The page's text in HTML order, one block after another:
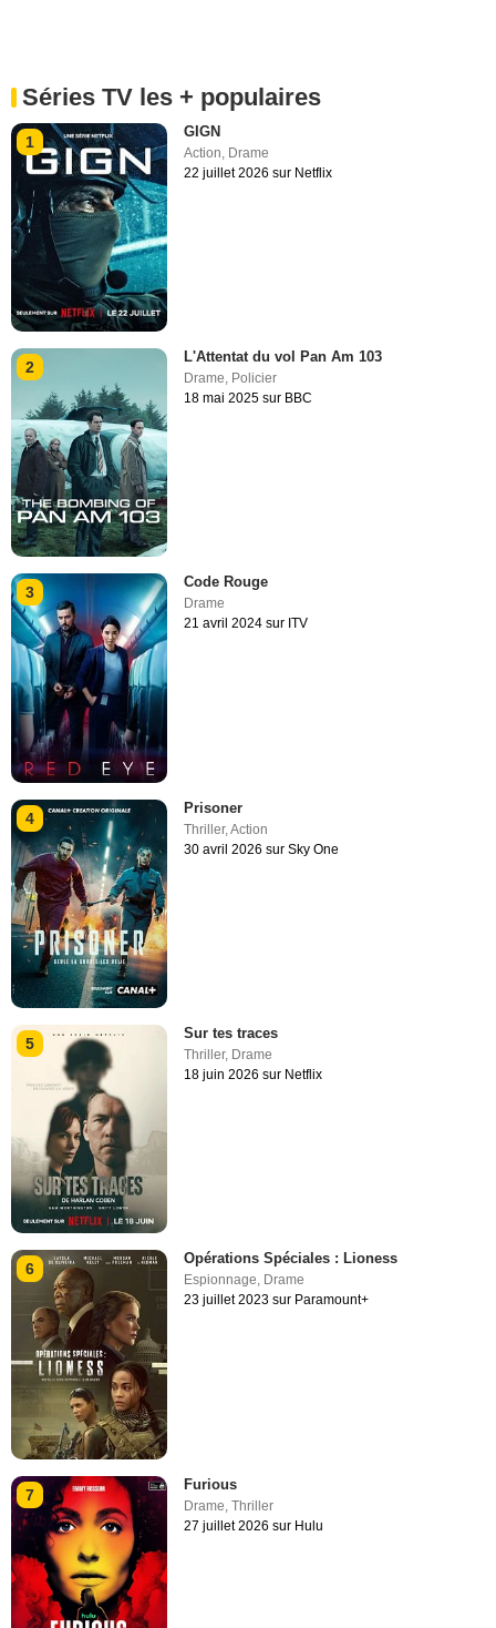
Séries TV les + populaires
1
GIGN
Action Drame
22 juillet 2026 sur Netflix
2
L'Attentat du vol Pan Am 103
Drame, Policier
18 mai 2025 sur BBC
3
Code Rouge
Drame
21 avril 2024 sur ITV
4
Prisoner
Thriller,Action
30 avril 2026 sur Sky One
5
Sur tes traces
Thriller, Drame
18 juin 2026 sur Netflix
6
Opérations Spéciales : Lioness
Espionnage, Drame
23 juillet 2023 sur Paramount+
7
Furious
Drame ,Thriller
27 juillet 2026 sur Hulu